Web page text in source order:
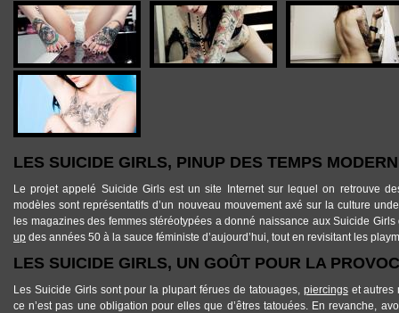
LES SUICIDE GIRLS, PINUP DES TEMPS
Le projet appelé Suicide Girlsest un site Internet sur lequel on retrouve
modèles sont représentatifs d’un nouveau mouvement axé sur la culture
les magazines des femmes stéréotypées a donné naissance auxSuicide Girls
up des années 50 à la sauce féministe d’aujourd’hui, tout en revisitant les
LES SUICIDE GIRLS, UN GOÛT POUR LA
Les Suicide Girlssont pour la plupart férues de tatouages, piercingset autres
ce n’est pas une obligation pour elles que d’êtres tatouées. En revanche,